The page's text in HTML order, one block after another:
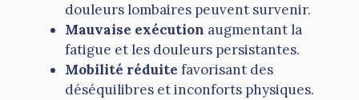
douleurs lombaires peuvent survenir.
Mauvaise exécution augmentant la
fatigue et les douleurs persistantes.
Mobilité réduite favorisant des
déséquilibres et inconforts physiques.